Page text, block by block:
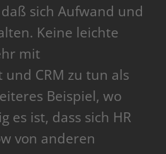
sich Aufwand und
Keine leichte
mit
CRM zu tun als
Beispiel, wo
es ist, dass sich HR
von anderen